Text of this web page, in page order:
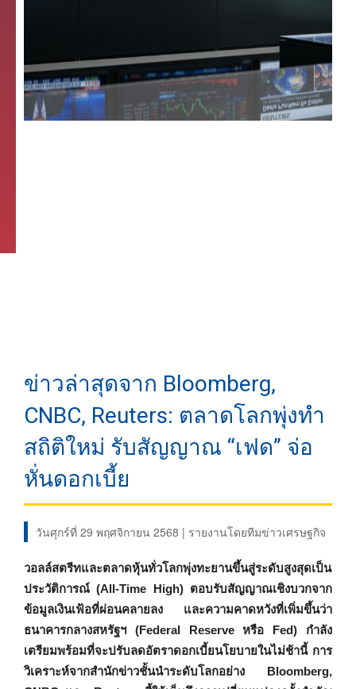
ข่าวล่าสุดจาก Bloomberg,
CNBC, Reuters: ตลาดโลกพุ่งทำ
สถิติใหม่ รับสัญญาณ “เฟด” จ่อ
หั่นดอกเบี้ย
วันศุกร์ที่ 29 พฤศจิกายน 2568 | รายงานโดยทีมข่าวเศรษฐกิจ
วอลล์สตรีทและตลาดหุ้นทั่วโลกพุ่งทะยานขึ้นสู่ระดับสูงสุดเป็น
ประวัติการณ์ (All-Time High) ตอบรับสัญญาณเชิงบวกจาก
ข้อมูลเงินเฟ้อที่ผ่อนคลายลง และความคาดหวังที่เพิ่มขึ้นว่า
ธนาคารกลางสหรัฐฯ (Federal Reserve หรือ Fed) กำลัง
เตรียมพร้อมที่จะปรับลดอัตราดอกเบี้ยนโยบายในไม่ช้านี้ การ
วิเคราะห์จากสำนักข่าวชั้นนำระดับโลกอย่าง Bloomberg,